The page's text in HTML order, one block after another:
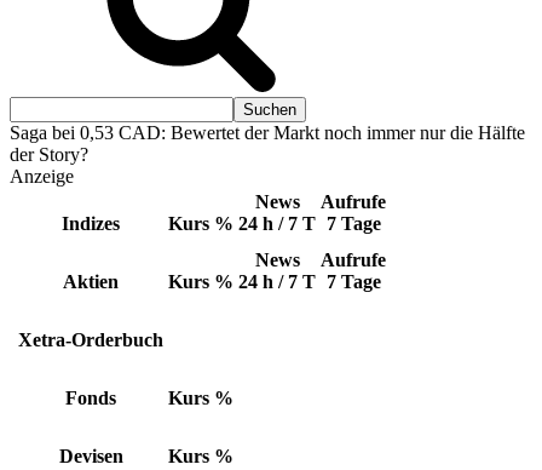
Saga bei 0,53 CAD: Bewertet der Markt noch immer nur die Hälfte
der Story?
Anzeige
Indizes Kurs %
News
24 h / 7 T
Aufrufe
7 Tage
Aktien Kurs %
News
24 h / 7 T
Aufrufe
7 Tage
Xetra-Orderbuch
Fonds Kurs %
Devisen Kurs %